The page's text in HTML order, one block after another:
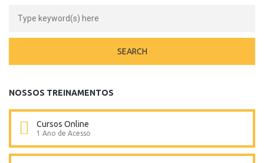
NOSSOS TREINAMENTOS
Cursos Online
1 Ano de Acesso